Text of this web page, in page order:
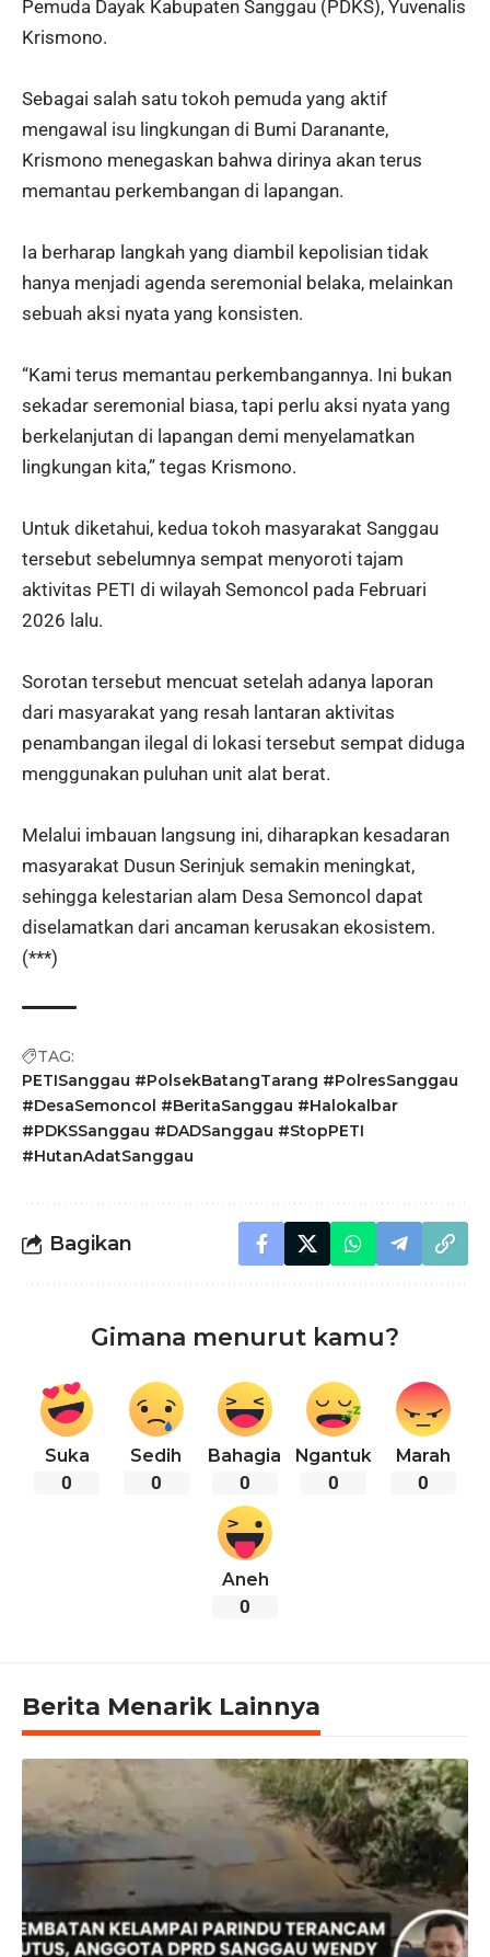
Pemuda Dayak Kabupaten Sanggau (PDKS), Yuvenalis
Krismono.
Sebagai salah satu tokoh pemuda yang aktif
mengawal isu lingkungan di Bumi Daranante,
Krismono menegaskan bahwa dirinya akan terus
memantau perkembangan di lapangan.
Ia berharap langkah yang diambil kepolisian tidak
hanya menjadi agenda seremonial belaka, melainkan
sebuah aksi nyata yang konsisten.
“Kami terus memantau perkembangannya. Ini bukan
sekadar seremonial biasa, tapi perlu aksi nyata yang
berkelanjutan di lapangan demi menyelamatkan
lingkungan kita,” tegas Krismono.
Untuk diketahui, kedua tokoh masyarakat Sanggau
tersebut sebelumnya sempat menyoroti tajam
aktivitas PETI di wilayah Semoncol pada Februari
2026 lalu.
Sorotan tersebut mencuat setelah adanya laporan
dari masyarakat yang resah lantaran aktivitas
penambangan ilegal di lokasi tersebut sempat diduga
menggunakan puluhan unit alat berat.
Melalui imbauan langsung ini, diharapkan kesadaran
masyarakat Dusun Serinjuk semakin meningkat,
sehingga kelestarian alam Desa Semoncol dapat
diselamatkan dari ancaman kerusakan ekosistem.
(***)
TAG:
PETISanggau #PolsekBatangTarang #PolresSanggau
#DesaSemoncol #BeritaSanggau #Halokalbar
#PDKSSanggau #DADSanggau #StopPETI
#HutanAdatSanggau
Bagikan
Gimana menurut kamu?
Suka
0
Sedih
0
Bahagia
0
Ngantuk
0
Marah
0
Aneh
0
Berita Menarik Lainnya